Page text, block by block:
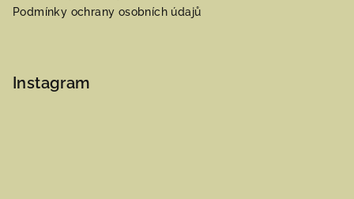
Podmínky ochrany osobních údajů
Instagram